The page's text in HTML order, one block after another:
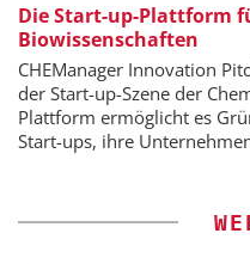
Die Start-up-Plattform
Biowissenschaften
CHEManager Innovation
der Start-up-Szene der
Plattform ermöglicht es
Start-ups, ihre